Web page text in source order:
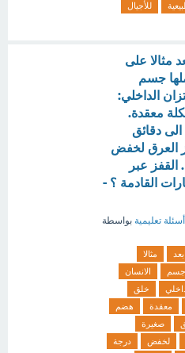
للأجيال
مثالا على
جسم
الداخلي:
معقدة.
دقائق
العرق لخفض
عبر
القادمة ؟ -
أسئلة تعليمية بواسطة
بعد
مثالا
جسم
الانسان
خلق
معقدة
هضم
صغيرة
لخفض
درجة